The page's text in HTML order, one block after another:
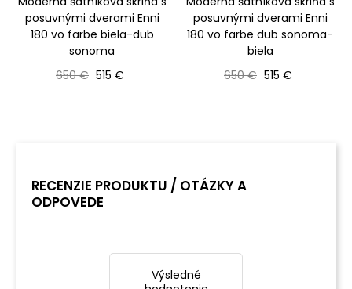
posuvnými dverami Enni
180 vo farbe biela-dub
sonoma
Bežná cena
650 € Cena
515 €
posuvnými dverami Enni
180 vo farbe dub sonoma-
biela
Bežná cena
650 € Cena
515 €
RECENZIE PRODUKTU / OTÁZKY A
ODPOVEDE
Výsledné